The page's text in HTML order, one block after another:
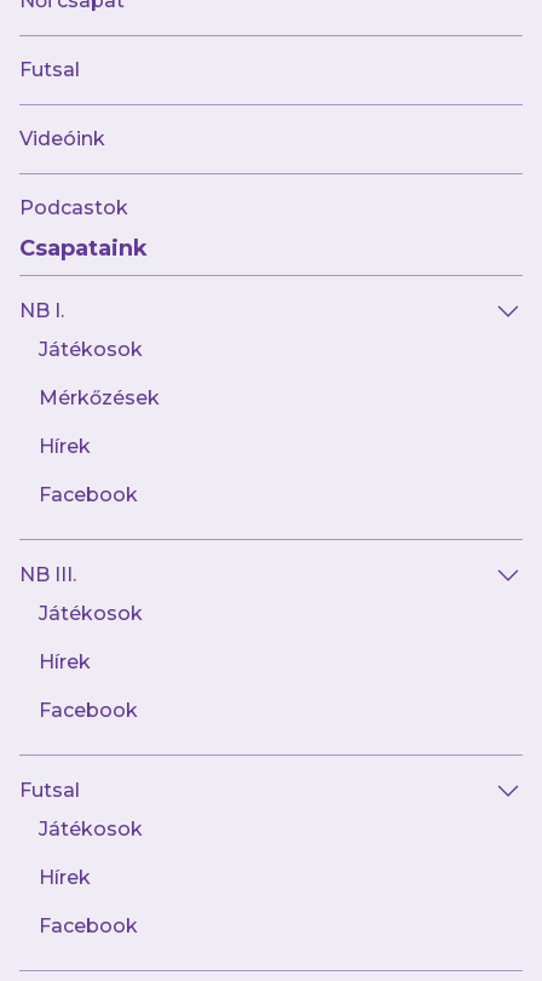
Futsal
Videóink
Podcastok
Csapataink
NB I.
Játékosok
Mérkőzések
Hírek
Facebook
NB III.
Játékosok
Hírek
Facebook
Futsal
Játékosok
Hírek
Facebook
AJÁNLÓ